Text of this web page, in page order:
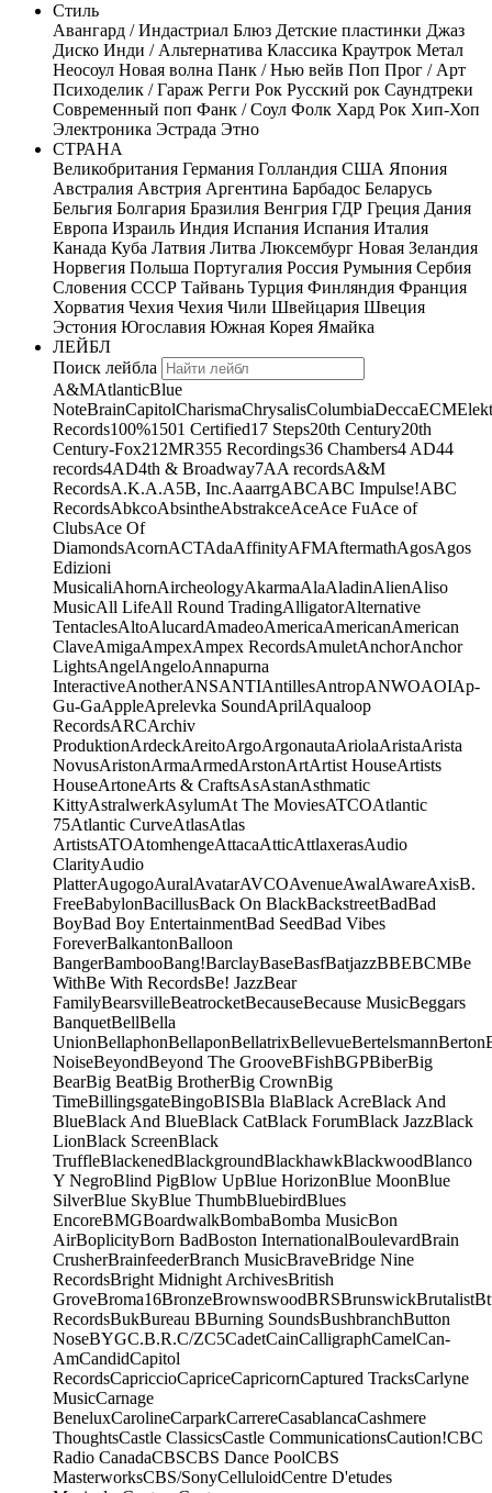
Стиль
Авангард / Индастриал Блюз Детские пластинки Джаз
Диско Инди / Альтернатива Классика Краутрок Метал
Неосоул Новая волна Панк / Нью вейв Поп Прог / Арт
Психоделик / Гараж Регги Рок Русский рок Саундтреки
Современный поп Фанк / Соул Фолк Хард Рок Хип-Хоп
Электроника Эстрада Этно
СТРАНА
Великобритания Германия Голландия США Япония
Австралия Австрия Аргентина Барбадос Беларусь
Бельгия Болгария Бразилия Венгрия ГДР Греция Дания
Европа Израиль Индия Испания Испания Италия
Канада Куба Латвия Литва Люксембург Новая Зеландия
Норвегия Польша Португалия Россия Румыния Сербия
Словения СССР Тайвань Турция Финляндия Франция
Хорватия Чехия Чехия Чили Швейцария Швеция
Эстония Югославия Южная Корея Ямайка
ЛЕЙБЛ
Поиск лейбла
A&MAtlanticBlue
NoteBrainCapitolCharismaChrysalisColumbiaDeccaECM
Records100%1501 Certified17 Steps20th Century20th
Century-Fox21 2MR355 Recordings36 Chambers4 AD44
records4AD4th & Broadway7AA recordsA&M
RecordsA.K.A.A5B, Inc.AaarrgABCABC Impulse!ABC
RecordsAbkcoAbsintheAbstrakceAceAce FuAce of
ClubsAce Of
DiamondsAcornACTAdaAffinityAFMAftermathAgosAgos
Edizioni
MusicaliAhornAircheologyAkarmaAlaAladinAlienAliso
MusicAll LifeAll Round TradingAlligatorAlternative
TentaclesAltoAlucardAmadeoAmericaAmericanAmerican
ClaveAmigaAmpexAmpex RecordsAmuletAnchorAnchor
LightsAngelAngeloAnnapurna
InteractiveAnotherANSANTIAntillesAntropANWOAOIAp-
Gu-GaAppleAprelevka SoundAprilAqualoop
RecordsARCArchiv
ProduktionArdeckAreitoArgoArgonautaAriolaAristaArista
NovusAristonArmaArmedArstonArtArtist HouseArtists
HouseArtoneArts & CraftsAsAstanAsthmatic
KittyAstralwerkAsylumAt The MoviesATCOAtlantic
75Atlantic CurveAtlasAtlas
ArtistsATOAtomhengeAttacaAtticAttlaxerasAudio
ClarityAudio
PlatterAugogoAuralAvatarAVCOAvenueAwalAwareAxisB.
FreeBabylonBacillusBack On BlackBackstreetBadBad
BoyBad Boy EntertainmentBad SeedBad Vibes
ForeverBalkantonBalloon
BangerBambooBang!BarclayBaseBasfBatjazzBBEBCMBe
WithBe With RecordsBe! JazzBear
FamilyBearsvilleBeatrocketBecauseBecause MusicBeggars
BanquetBellBella
UnionBellaphonBellaponBellatrixBellevueBertelsmannBerton
NoiseBeyondBeyond The GrooveBFishBGPBiberBig
BearBig BeatBig BrotherBig CrownBig
TimeBillingsgateBingoBISBla BlaBlack AcreBlack And
BlueBlack And BlueBlack CatBlack ForumBlack JazzBlack
LionBlack ScreenBlack
TruffleBlackenedBlackgroundBlackhawkBlackwoodBlanco
Y NegroBlind PigBlow UpBlue HorizonBlue MoonBlue
SilverBlue SkyBlue ThumbBluebirdBlues
EncoreBMGBoardwalkBombaBomba MusicBon
AirBoplicityBorn BadBoston InternationalBoulevardBrain
CrusherBrainfeederBranch MusicBraveBridge Nine
RecordsBright Midnight ArchivesBritish
GroveBroma16BronzeBrownswoodBRSBrunswickBrutalist
RecordsBukBureau BBurning SoundsBushbranchButton
NoseBYGC.B.R.C/ZC5CadetCainCalligraphCamelCan-
AmCandidCapitol
RecordsCapriccioCapriceCapricornCaptured TracksCarlyne
MusicCarnage
BeneluxCarolineCarparkCarrereCasablancaCashmere
ThoughtsCastle ClassicsCastle CommunicationsCaution!CBC
Radio CanadaCBSCBS Dance PoolCBS
MasterworksCBS/SonyCelluloidCentre D'etudes